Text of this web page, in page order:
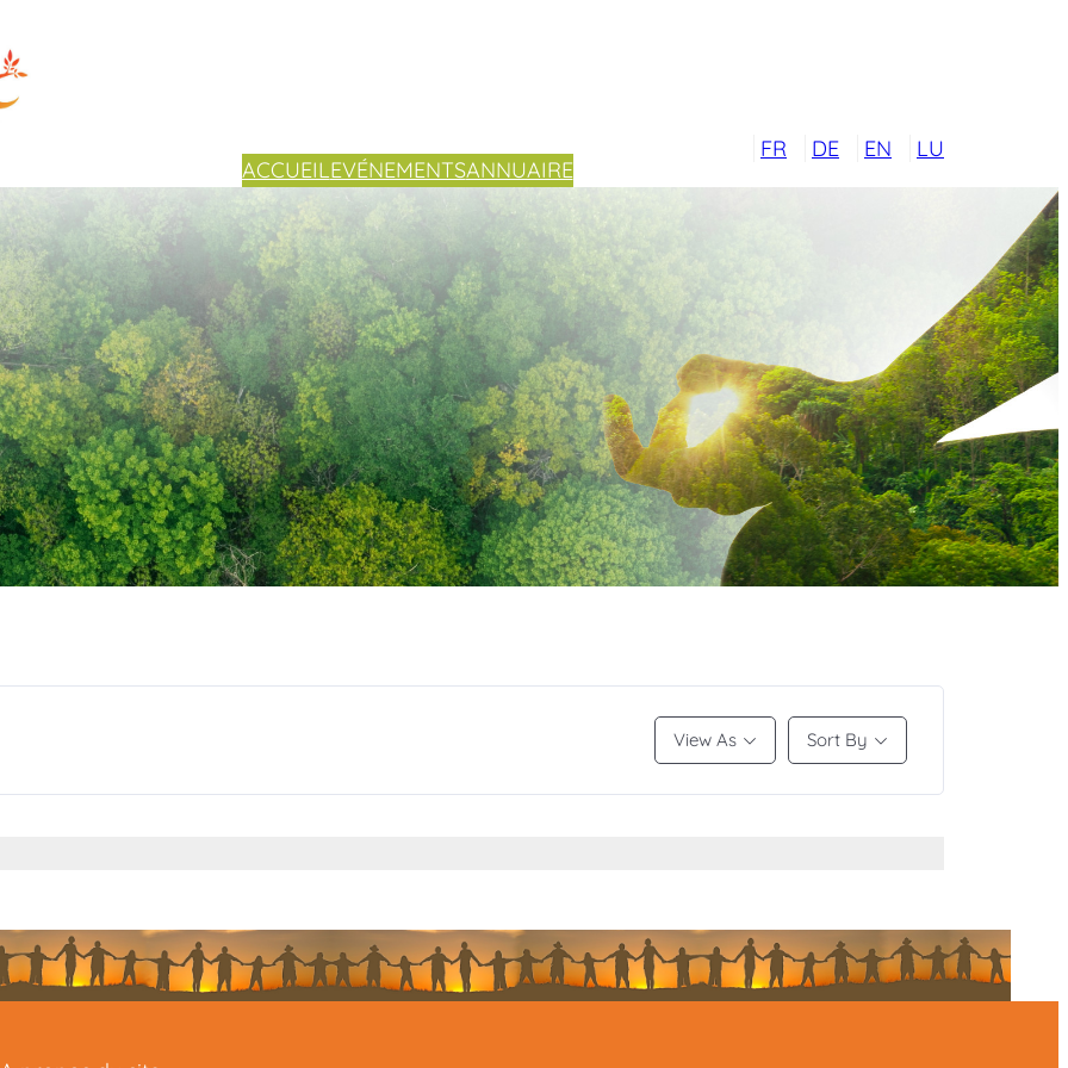
ACCUEILEVÉNEMENTSANNUAIRE
FR DE EN LU
View As Sort By